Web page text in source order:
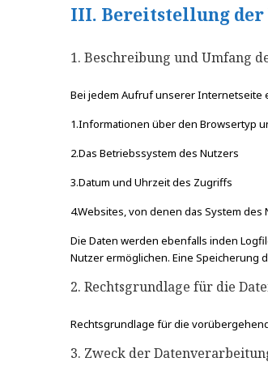
III. Bereitstellung der
1. Beschreibung und Umfang
Bei jedem Aufruf unserer Internetseite
1.Informationen über den Browsertyp
2.Das Betriebssystem des Nutzers
3.Datum und Uhrzeit des Zugriffs
4.Websites, von denen das System
Die Daten werden ebenfalls inden
Nutzer ermöglichen. Eine Speicherung
2. Rechtsgrundlage für die
Rechtsgrundlage für die
3. Zweck der